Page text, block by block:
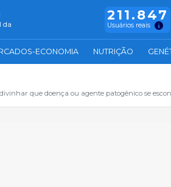
da
211.847
Usuários reais
ECONOMIA NUTRIÇÃO
que doença ou agente patogênico se